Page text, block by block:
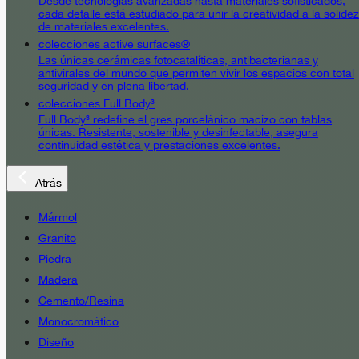
cada detalle está estudiado para unir la creatividad a la solidez
de materiales excelentes.
colecciones active surfaces®
Las únicas cerámicas fotocatalíticas, antibacterianas y
antivirales del mundo que permiten vivir los espacios con total
seguridad y en plena libertad.
colecciones Full Body³
Full Body³ redefine el gres porcelánico macizo con tablas
únicas. Resistente, sostenible y desinfectable, asegura
continuidad estética y prestaciones excelentes.
Atrás
Mármol
Granito
Piedra
Madera
Cemento/Resina
Monocromático
Diseño